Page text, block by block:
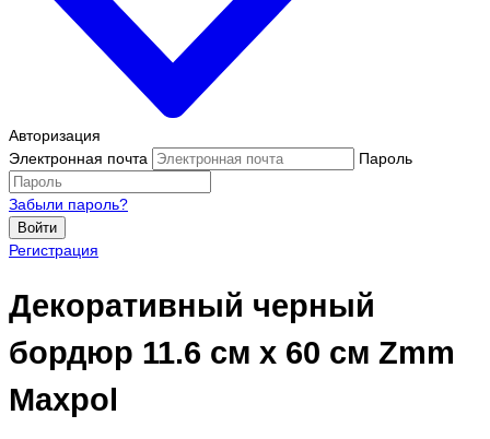
Авторизация
Электронная почта
Пароль
Забыли пароль?
Войти
Регистрация
Декоративный черный
бордюр 11.6 см х 60 см Zmm
Maxpol